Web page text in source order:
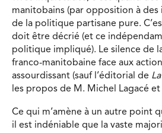
manitobains (par opposition à des
de la politique partisane pure.
doit être décrié (et ce
politique impliqué). Le silence de
franco-manitobaine face aux
assourdissant (sauf l’éditorial de
les propos de M. Michel Lagacé et
Ce qui m’amène à un autre point
il est indéniable que la vaste